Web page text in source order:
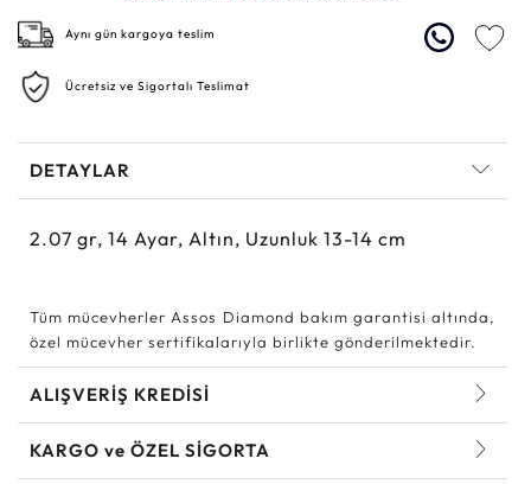
Aynı gün kargoya teslim
Ücretsiz ve Sigortalı Teslimat
DETAYLAR
2.07 gr, 14 Ayar, Altın, Uzunluk 13-14 cm
Tüm mücevherler Assos Diamond bakım garantisi altında,
özel mücevher sertifikalarıyla birlikte gönderilmektedir.
ALIŞVERİŞ KREDİSİ
KARGO ve ÖZEL SİGORTA